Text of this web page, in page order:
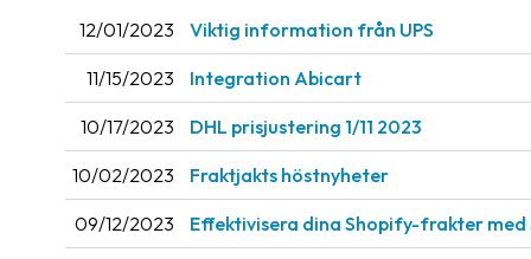
12/01/2023 Viktig information från UPS
11/15/2023 Integration Abicart
10/17/2023 DHL prisjustering 1/11 2023
10/02/2023 Fraktjakts höstnyheter
09/12/2023 Effektivisera dina Shopify-frakter med